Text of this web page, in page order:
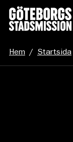
Hem / Startsida